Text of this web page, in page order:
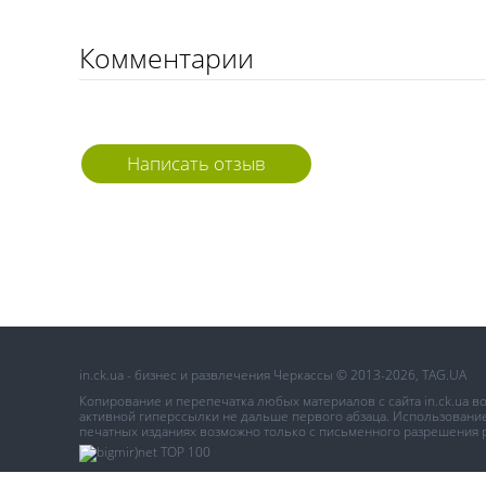
Комментарии
Написать отзыв
in.ck.ua - бизнес и развлечения Черкассы © 2013-2026, TAG.UA
Копирование и перепечатка любых материалов с сайта in.ck.ua
активной гиперссылки не дальше первого абзаца.
печатных изданиях возможно только с письменного разрешения